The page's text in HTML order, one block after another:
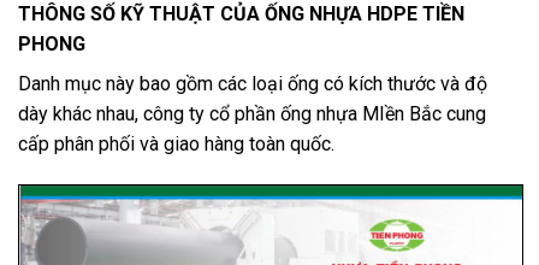
THÔNG SỐ KỸ THUẬT CỦA ỐNG NHỰA HDPE TIỀN
PHONG
Danh mục này bao gồm các loại ống có kích thước và độ
dày khác nhau, công ty cổ phần ống nhựa MIền Bắc cung
cấp phân phối và giao hàng toàn quốc.